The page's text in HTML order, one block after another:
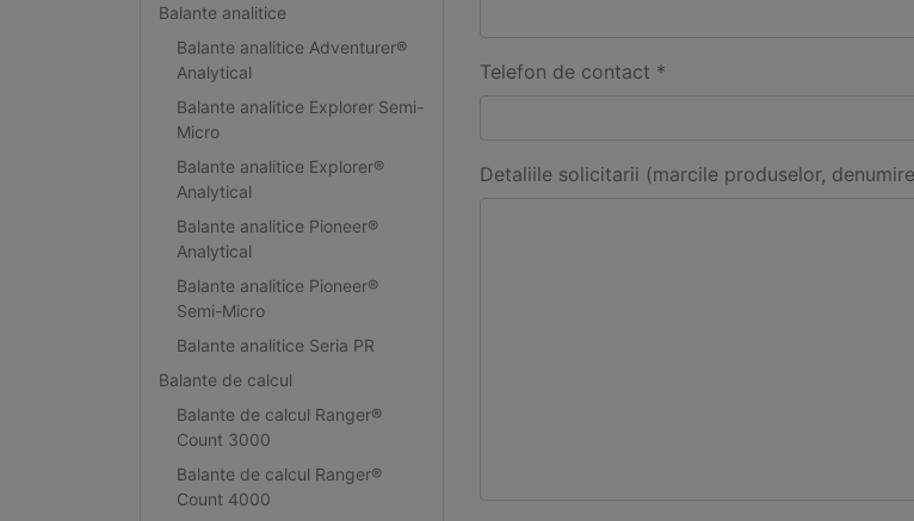
Balante analitice
Balante analitice Adventurer®
Analytical
Balante analitice Explorer Semi-
Micro
Balante analitice Explorer®
Analytical
Balante analitice Pioneer®
Analytical
Balante analitice Pioneer®
Semi-Micro
Balante analitice Seria PR
Balante de calcul
Balante de calcul Ranger®
Count 3000
Balante de calcul Ranger®
Count 4000
Telefon de contact *
Detaliile solicitarii (marcile produselor,